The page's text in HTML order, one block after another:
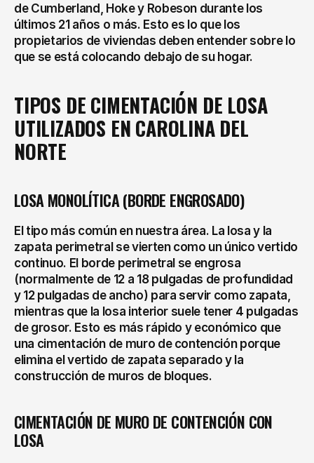
de Cumberland, Hoke y Robeson durante los
últimos 21 años o más. Esto es lo que los
propietarios de viviendas deben entender sobre lo
que se está colocando debajo de su hogar.
TIPOS DE CIMENTACIÓN DE LOSA
UTILIZADOS EN CAROLINA DEL
NORTE
LOSA MONOLÍTICA (BORDE ENGROSADO)
El tipo más común en nuestra área. La losa y la
zapata perimetral se vierten como un único vertido
continuo. El borde perimetral se engrosa
(normalmente de 12 a 18 pulgadas de profundidad
y 12 pulgadas de ancho) para servir como zapata,
mientras que la losa interior suele tener 4 pulgadas
de grosor. Esto es más rápido y económico que
una cimentación de muro de contención porque
elimina el vertido de zapata separado y la
construcción de muros de bloques.
CIMENTACIÓN DE MURO DE CONTENCIÓN CON
LOSA